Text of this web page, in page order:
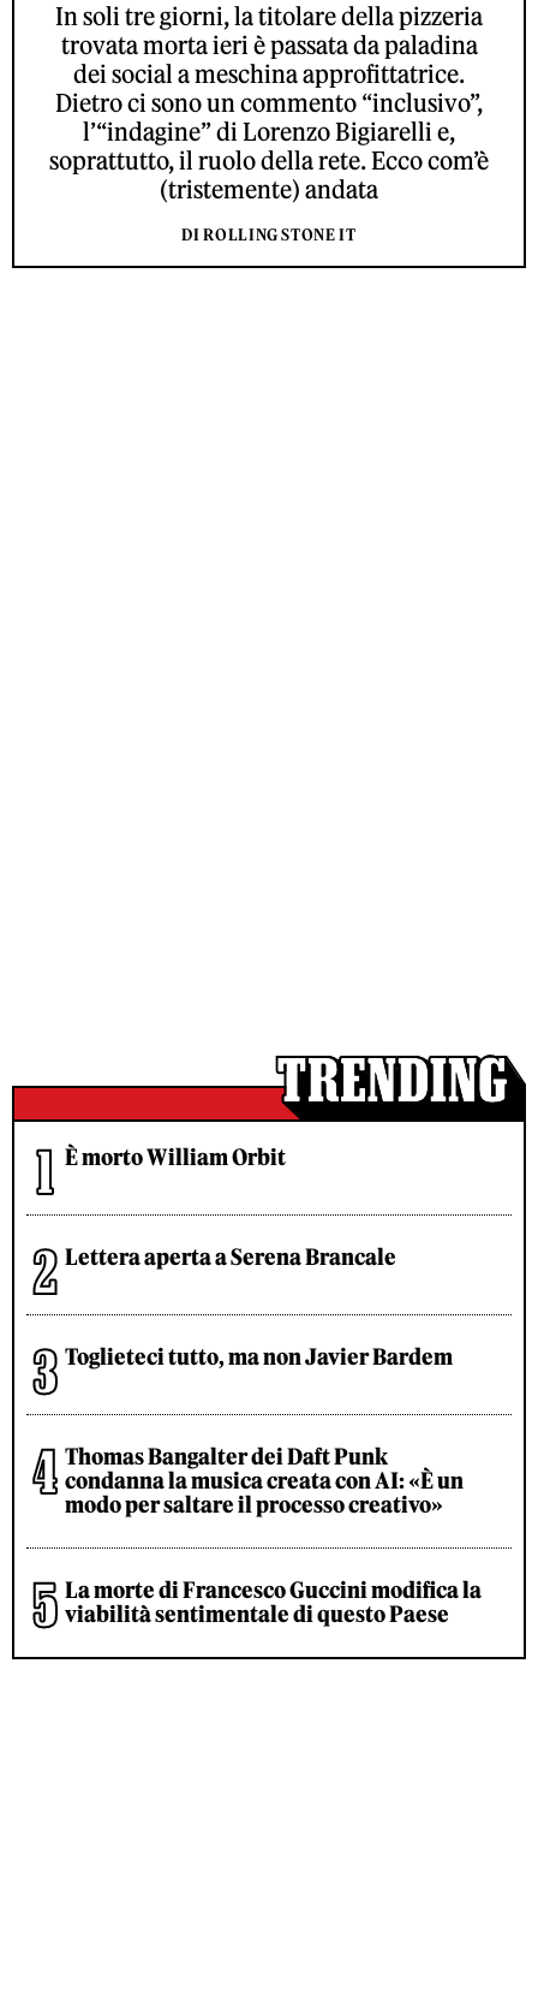
In soli tre giorni, la titolare della pizzeria
trovata morta ieri è passata da paladina
dei social a meschina approfittatrice.
Dietro ci sono un commento “inclusivo”,
l’“indagine” di Lorenzo Bigiarelli e,
soprattutto, il ruolo della rete. Ecco com’è
(tristemente) andata
DI ROLLING STONE IT
È morto William Orbit
Lettera aperta a Serena Brancale
Toglieteci tutto, ma non Javier Bardem
Thomas Bangalter dei Daft Punk
condanna la musica creata con AI: «È un
modo per saltare il processo creativo»
La morte di Francesco Guccini modifica la
viabilità sentimentale di questo Paese